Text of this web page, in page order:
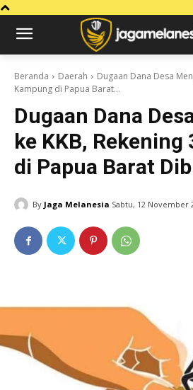
Beranda Daerah
Dugaan Dana Desa
Kampung di Papua Barat...
Dugaan Dana
ke KKB, Rekening
di Papua Barat
By Jaga Melanesia Sabtu, 12 November